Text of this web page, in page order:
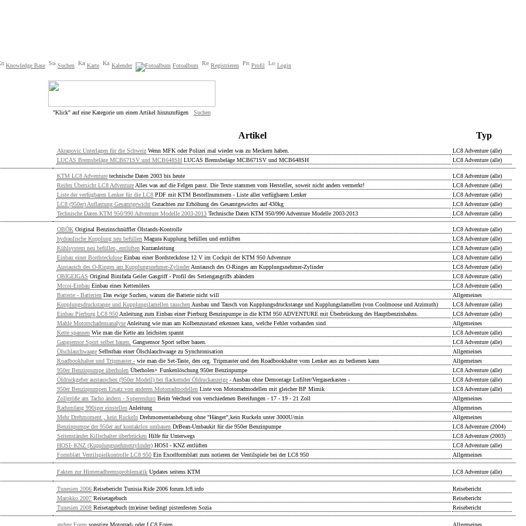
Knowledge Base Suchen Karte Kalender Fotoalbum Registrieren Profil Login
"Klick" auf eine Kategorie um einen Artikel hinzuzufügen
Suchen
Artikel Typ
Akrapovic Unterlagen für die Schweiz Wenn MFK oder Polizei mal wieder was zu Meckern haben.
LC8 Adventure (alle)
LUCAS Bremsbeläge MCB671SV und MCB648SH LUCAS Bremsbeläge MCB671SV und MCB648SH LC8 Adventure (alle)
KTM LC8 Adventure technische Daten 2003 bis heute
LC8 Adventure (alle)
Reifen Übersicht LC8 Adventure Alles was auf die Felgen passt. Die Texte stammen vom Hersteller, soweit nicht anders vermerkt!
LC8 Adventure (alle)
Liste der verfügbaren Lenker für die LC8 PDF mit KTM Bestellnummern - Liste aller verfügbaren Lenker
LC8 Adventure (alle)
LC8 (950er) Auflastung Gesamtgewicht Gutachten zur Erhöhung des Gesamtgewichts auf 430kg
LC8 Adventure (alle)
Technische Daten KTM 950/990 Adventure Modelle 2003-2013 Technische Daten KTM 950/990 Adventure Modelle 2003-2013 LC8 Adventure (alle)
OBÖK Original Benzinschnüffler Ölstands-Kontrolle
LC8 Adventure (alle)
hydraulische Kupplung neu befüllen Magura Kupplung befüllen und entlüften
LC8 Adventure (alle)
Kühlsystem neu befüllen, entlüften Kurzanleitung
LC8 Adventure (alle)
Einbau einer Bordsteckdose Einbau einer Bordsteckdose 12 V im Cockpit der KTM 950 Adventure
LC8 Adventure (alle)
Austausch des O-Ringes am Kupplungsnehmer-Zylinder Austausch des O-Ringes am Kupplungsnehmer-Zylinder
LC8 Adventure (alle)
OBIGEIGAS Original Binifada Geiler Gasgriff - Profil des Seriengasgriffs abändern
LC8 Adventure (alle)
Mccoi-Einbau Einbau eines Kettenölers
LC8 Adventure (alle)
Batterie - Batterien Das ewige Suchen, warum die Batterie nicht will
Allgemeines
Kupplungsdruckstange und Kupplungslamellen tauschen Ausbau und Tausch von Kupplungsdruckstange und Kupplungslamellen (von Coolmoose und Atzimuth)
LC8 Adventure (alle)
Einbau Pierburg LC8 950 Anleitung zum Einbau einer Pierburg Benzinpumpe in die KTM 950 ADVENTURE mit Überbrückung des Hauptbenzinhahns.
LC8 Adventure (alle)
Mahle Motorschadensanalyse Anleitung wie man am Kolbenzustand erkennen kann, welche Fehler vorhanden sind
Allgemeines
Kette spannen Wie man die Kette am leichsten spannt
LC8 Adventure (alle)
Gangsensor Sport selber bauen. Gangsensor Sport selber bauen.
LC8 Adventure (alle)
Ölschlauchwaage Selbstbau einer Ölschlauchwaage zu Synchronisation
Allgemeines
Roadbookhalter und Tripmaster - wie man die Set-Taste, den org. Tripmaster und den Roadbookhalter vom Lenker aus zu bedienen kann
Allgemeines
950er Benzinpumpe überholen Überholen+ Funkenlöschung 950er Benzinpumpe
LC8 Adventure (alle)
Öldruckgeber austauschen (950er Modell) bei flackernder Öldruckanzeige - Ausbau ohne Demontage Lufilter/Vergaserkasten -
LC8 Adventure (alle)
950er Benzinpumpen Ersatz von anderen Motorradmodellen Liste von Motorradmodellen mit gleicher BP Mimik
LC8 Adventure (alle)
Zollgröße am Tacho ändern - Superenduro Beim Wechsel von verschiedenen Bereifungen - 17 - 19 - 21 Zoll
Allgemeines
Radumfang 990iger einstellen Anleitung
Allgemeines
Mehr Drehmoment , kein Ruckeln Drehmomentanhebung ohne "Hänger",kein Ruckeln unter 3000U/min
Allgemeines
Benzinpumpe der 950er auf kontaktlos umbauen DrBean-Umbaukit für die 950er Benzinpumpe
LC8 Adventure (2004)
Seitenständer Killschalter überbrücken Hilfe für Unterwegs
LC8 Adventure (2003)
HOSI- KNZ (Kupplungsnehmerzylinder) HOSI - KNZ entlüften
LC8 Adventure (alle)
Formblatt Ventilspielkontrolle LC8 950 Ein Excelformblatt zum notieren der Ventilspiele bei der LC8 950 Allgemeines
Fakten zur Hinterradbremsproblematik Updates seitens KTM LC8 Adventure (alle)
Tunesien 2006 Reisebericht Tunisia Ride 2006 forum.lc8.info
Reisebericht
Marokko 2007 Reisetagebuch
Reisebericht
Tunesien 2008 Reisetagebuch (m)einer bedingt pistenfesten Sozia Reisebericht
andere Foren sonstige Motorrad- oder LC8 Foren Allgemeines